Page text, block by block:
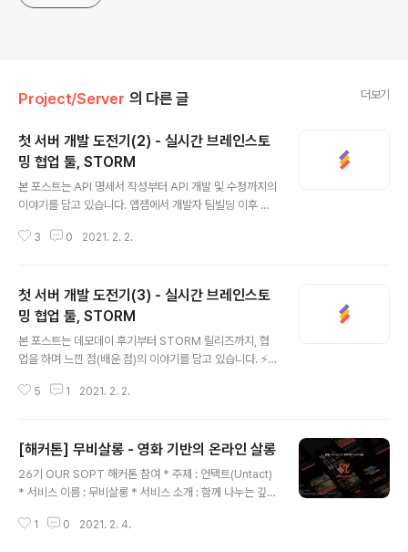
Project/Server 의 다른 글 더보기
첫 서버 개발 도전기(2) - 실시간 브레인스토
밍 협업 툴, STORM
본 포스트는 API 명세서 작성부터 API 개발 및 수정까지의
이야기를 담고 있습니다. 앱잼에서 개발자 팀빌딩 이후 가
트 개발자들이 서버 연결을 시도하기 전 최대한 많이(정확
기 때문에 수정이 매일 발생하고, 클라이언트 개발자와 소
통하다 보면 수정사항이 계속해서 나오게 되지만 그래도
첫주에 바쁜 것이 이후 일정을 고려했을 때 가장 바람직하
다. 1. 서비스의 핵심 기능과 워크플로우를 확인한 후, DB
를 설계한다. 2. 클라이언트 개발자가 참고할 수 있도록 A
PI 명세서를 빠르게 작성한다. 3. 작성한 API 명세서대로
3 0 2021. 2. 2.
첫 서버 개발 도전기(3) - 실시간 브레인스토
밍 협업 툴, STORM
본 포스트는 데모데이 후기부터 STORM 릴리즈까지, 협
업을 하며 느낀 점(배운 점)의 이야기를 담고 있습니다. ⚡
데모데이 전날 안드로이드 개발자인 평화오빠와 밤을 새며
서버 개발 도전기를 시작한다! 앱잼의 꽃인 데모데이는 3
주간 열심히 만든 서비스를 대중에게 공개하는 자리라고
할 수 있다. 지난 기수에는 굉장히 큰 장소를 대관해서 많은
로나 때문에 많은 인원이 한 장소에 모일 수가 없어서 발표
5 1 2021. 2. 2.
[해커톤] 무비살롱 - 영화 기반의 온라인 살롱
26기 OUR SOPT 해커톤 참여 * 주제 : 언택트(Untact)
* 서비스 이름 : 무비살롱 * 서비스 소개 : 함께 나누는 깊은
자 * iOS로 개발됨 * Node.js, MySQL, Amazon EC
1 0 2021. 2. 4.